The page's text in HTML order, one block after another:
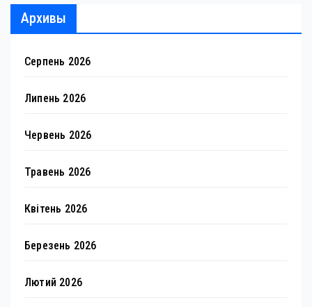
Архивы
Серпень 2026
Липень 2026
Червень 2026
Травень 2026
Квітень 2026
Березень 2026
Лютий 2026